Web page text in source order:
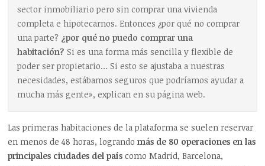
sector inmobiliario pero sin comprar una vivienda
completa e hipotecarnos. Entonces ¿por qué no comprar
una parte? ¿por qué no puedo comprar una
habitación? Si es una forma más sencilla y flexible de
poder ser propietario… Si esto se ajustaba a nuestras
necesidades, estábamos seguros que podríamos ayudar a
mucha más gente», explican en su página web.
Las primeras habitaciones de la plataforma se suelen reservar
en menos de 48 horas, lograndomás de 80 operaciones en las
principales ciudades del país como Madrid, Barcelona,